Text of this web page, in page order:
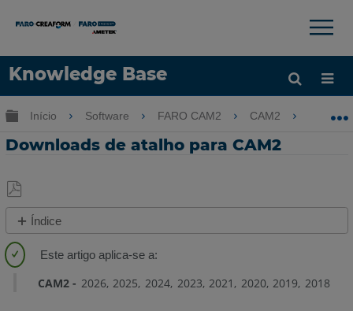
Knowledge Base
Idioma
×
Expandir/recolher hierarquia global
Início Software FARO CAM2 CAM2
Downloads de atalho para CAM2
Salvar
como
PDF
Índice
deCAM2 2026 2025 2024 2023 2021 2020 2019 2018